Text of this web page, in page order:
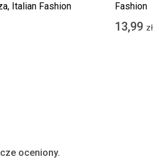
Italian Fashion
Fashion
13,99 zł
oceniony.